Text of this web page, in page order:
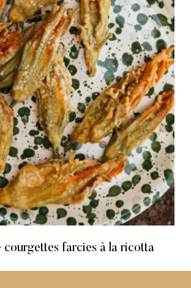
courgettes farcies à la ricotta